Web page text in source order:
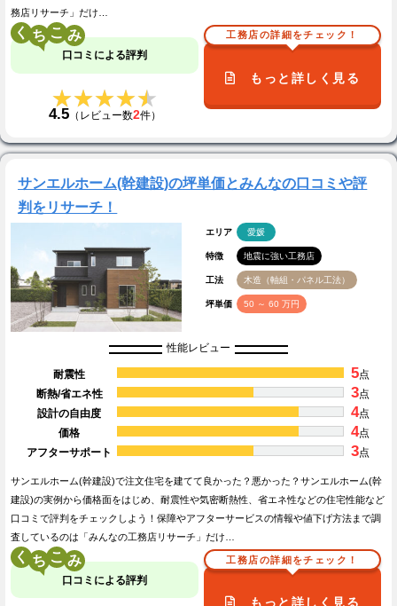
務店リサーチ」だけ…
く こ
口コミによる評判
★★★★★
★★★★★
4.5（レビュー数2件）
工務店の詳細をチェック！
もっと詳しく見る
サンエルホーム(幹建設)の坪単価とみんなの口コミや評
判をリサーチ！
エリア 愛媛
特徴 地震に強い工務店
工法 木造（軸組・パネル工法）
坪単価 50 ～ 60 万円
性能レビュー
耐震性 5点
断熱/省エネ性
3点
設計の自由度
4点
価格
4点
アフターサポート
3点
サンエルホーム(幹建設)で注文住宅を建てて良かった？悪かった？サンエルホーム(幹
建設)の実例から価格面をはじめ、耐震性や気密断熱性、省エネ性などの住宅性能など
口コミで評判をチェックしよう！保障やアフターサービスの情報や値下げ方法まで調
査しているのは「みんなの工務店リサーチ」だけ…
く こ
口コミによる評判
工務店の詳細をチェック！
もっと詳しく見る